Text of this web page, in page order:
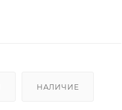
НАЛИЧИЕ